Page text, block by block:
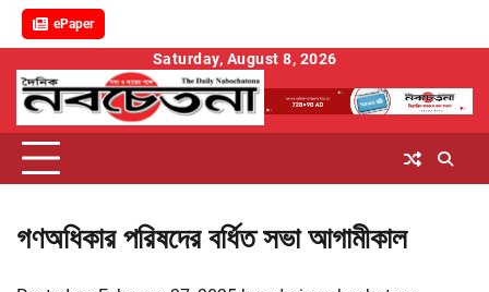
ePaper
content
Saturday, August 8, 2026
গণঅধিকার পরিষদের বর্ধিত সভা আগামীকাল